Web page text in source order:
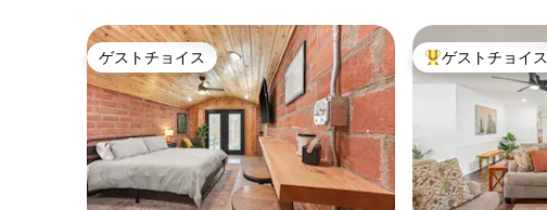
ゲストチョイス
ゲストチョイス 大好評のゲストチ
ゲストチョイス